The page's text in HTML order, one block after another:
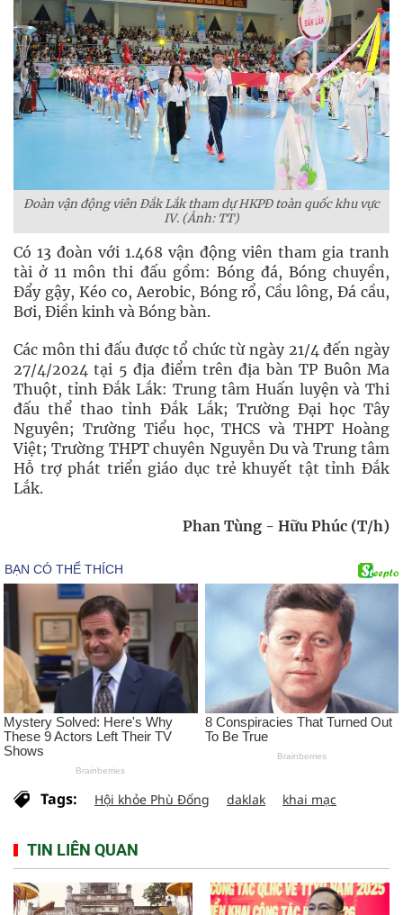
Đoàn vận động viên Đắk Lắk tham dự HKPĐ toàn quốc khu vực
IV. (Ảnh: TT)
Có 13 đoàn với 1.468 vận động viên tham gia tranh
tài ở 11 môn thi đấu gồm: Bóng đá, Bóng chuyền,
Đẩy gậy, Kéo co, Aerobic, Bóng rổ, Cầu lông, Đá cầu,
Bơi, Điền kinh và Bóng bàn.
Các môn thi đấu được tổ chức từ ngày 21/4 đến ngày
27/4/2024 tại 5 địa điểm trên địa bàn TP Buôn Ma
Thuột, tỉnh Đắk Lắk: Trung tâm Huấn luyện và Thi
đấu thể thao tỉnh Đắk Lắk; Trường Đại học Tây
Nguyên; Trường Tiểu học, THCS và THPT Hoàng
Việt; Trường THPT chuyên Nguyễn Du và Trung tâm
Hỗ trợ phát triển giáo dục trẻ khuyết tật tỉnh Đắk
Lắk.
Phan Tùng - Hữu Phúc (T/h)
Tags: Hội khỏe Phù Đổng daklak khai mạc
TIN LIÊN QUAN